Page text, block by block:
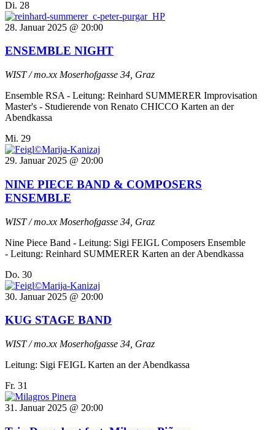
Di. 28
28. Januar 2025 @ 20:00
ENSEMBLE NIGHT
WIST / mo.xx Moserhofgasse 34, Graz
Ensemble RSA - Leitung: Reinhard SUMMERER Improvisation
Master's - Studierende von Renato CHICCO Karten an der
Abendkassa
Mi. 29
29. Januar 2025 @ 20:00
NINE PIECE BAND & COMPOSERS
ENSEMBLE
WIST / mo.xx Moserhofgasse 34, Graz
Nine Piece Band - Leitung: Sigi FEIGL Composers Ensemble
- Leitung: Reinhard SUMMERER Karten an der Abendkassa
Do. 30
30. Januar 2025 @ 20:00
KUG STAGE BAND
WIST / mo.xx Moserhofgasse 34, Graz
Leitung: Sigi FEIGL Karten an der Abendkassa
Fr. 31
31. Januar 2025 @ 20:00